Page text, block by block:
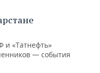
и «Татнефть»
— события